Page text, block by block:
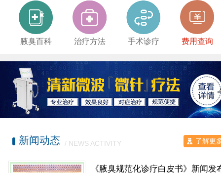
腋臭百科 治疗方法 手术诊疗 费用查询
新闻动态 / NEWS ACTIVITY 了解更
《腋臭规范化诊疗白皮书》新闻发